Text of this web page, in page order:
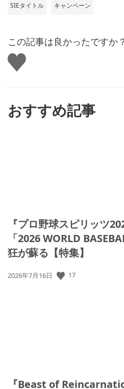
SIEタイトル キャンペーン
この記事は良かったですか？
い
い
おすすめ記事
『プロ野球スピリッツ
「2026 WORLD
狂が蘇る【特集】
公
2026年7月16日 17
『Beast of